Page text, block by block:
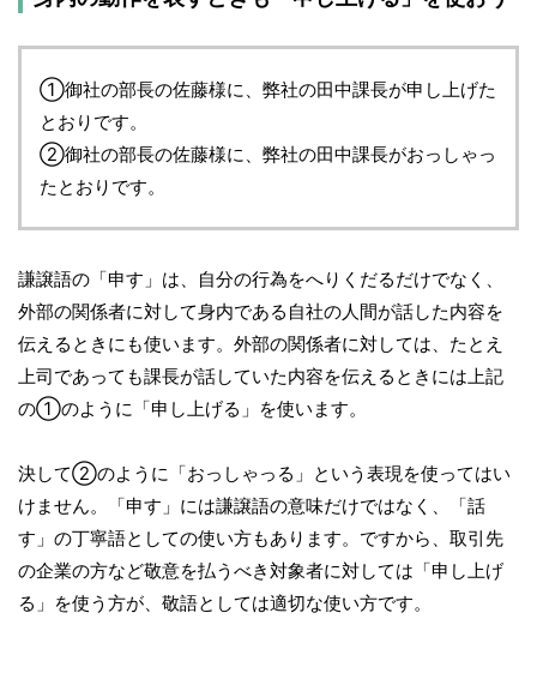
①御社の部長の佐藤様に、弊社の田中課長が申し上げた
とおりです。
②御社の部長の佐藤様に、弊社の田中課長がおっしゃっ
たとおりです。
謙譲語の「申す」は、自分の行為をへりくだるだけでなく、
外部の関係者に対して身内である自社の人間が話した内容を
伝えるときにも使います。外部の関係者に対しては、たとえ
上司であっても課長が話していた内容を伝えるときには上記
の①のように「申し上げる」を使います。
決して②のように「おっしゃっる」という表現を使ってはい
けません。「申す」には謙譲語の意味だけではなく、「話
す」の丁寧語としての使い方もあります。ですから、取引先
の企業の方など敬意を払うべき対象者に対しては「申し上げ
る」を使う方が、敬語としては適切な使い方です。